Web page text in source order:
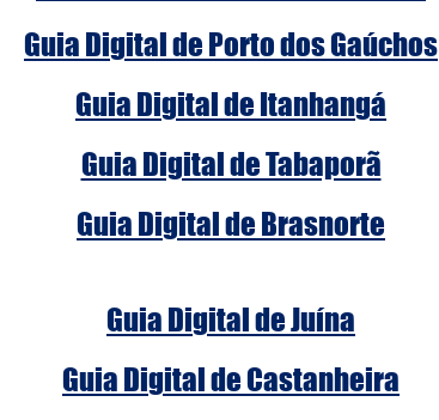
Guia Digital de Porto dos Gaúchos
Guia Digital de Itanhangá
Guia Digital de Tabaporã
Guia Digital de Brasnorte
Guia Digital de Juína
Guia Digital de Castanheira